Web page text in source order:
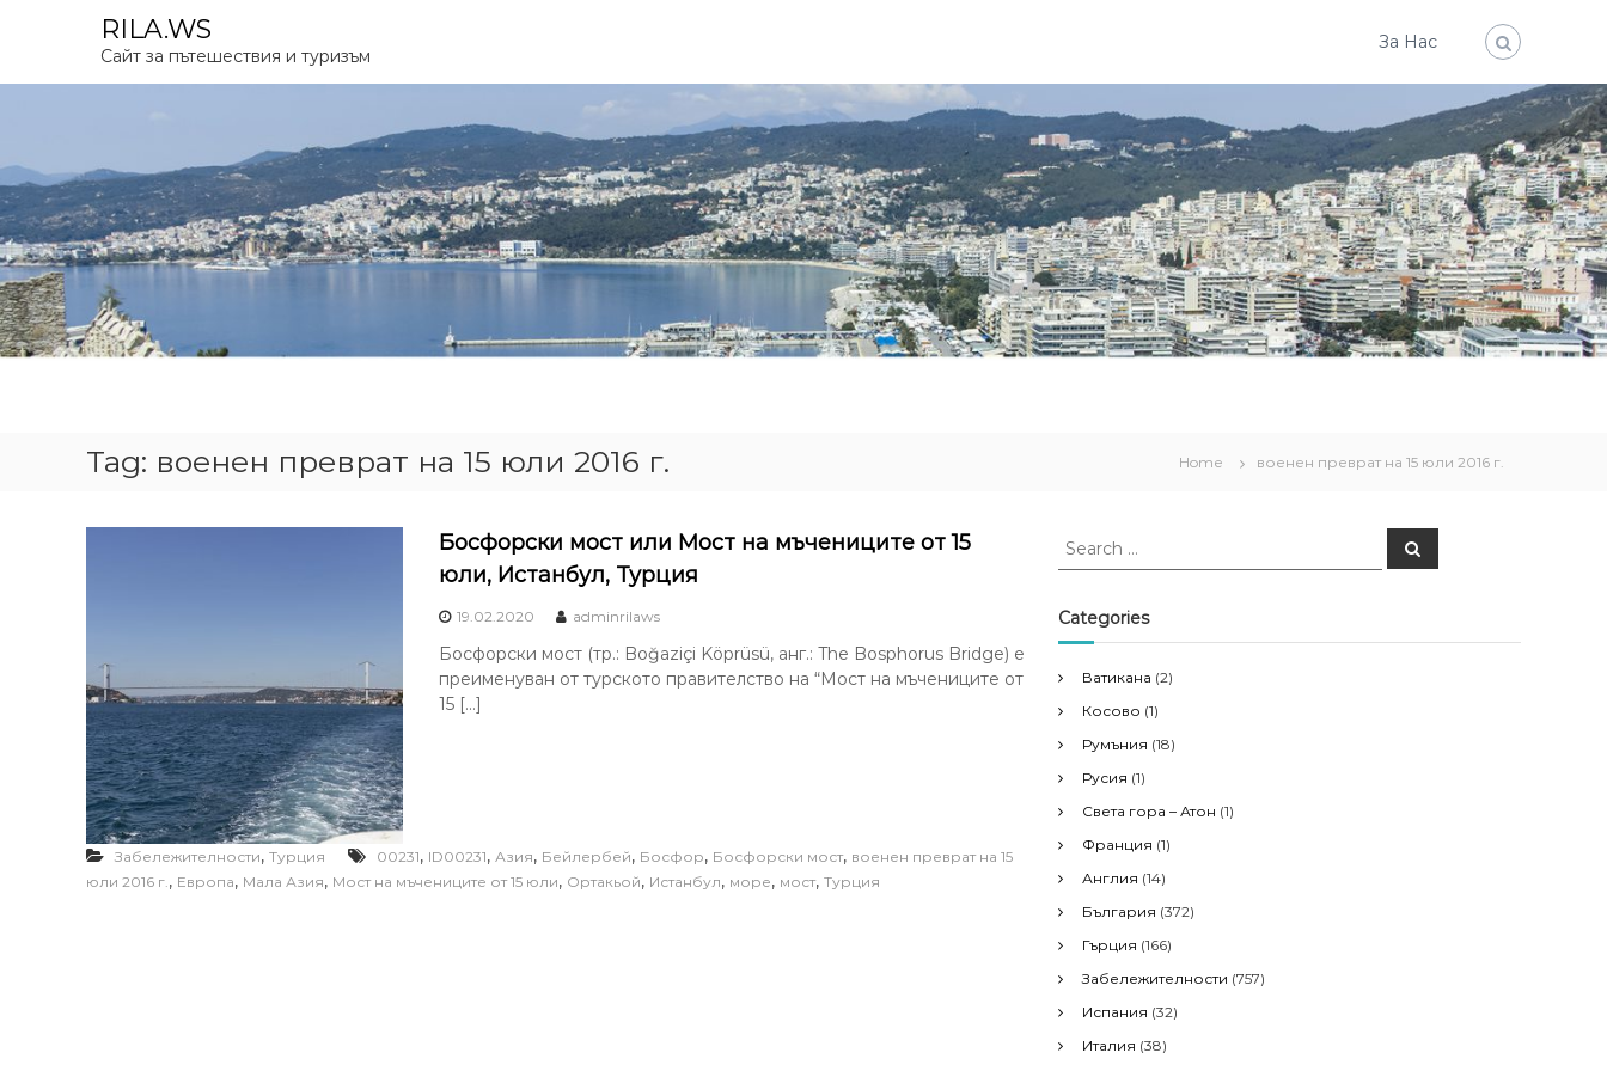
p
c
o
n
t
e
n
t
RILA.WS
Сайт за пътешествия и туризъм
За Нас
Tag: военен преврат на 15 юли 2016 г. Home военен преврат на 15 юли 2016 г.
Босфорски мост или Мост на мъчениците от 15
юли, Истанбул, Турция
19.02.2020 adminrilaws
Босфорски мост (тр.: Boğaziçi Köprüsü, анг.: The Bosphorus Bridge) е
преименуван от турското правителство на “Мост на мъчениците от
15 […]
Забележителности, Турция 00231, ID00231, Азия, Бейлербей, Босфор, Босфорски мост, военен преврат на 15
юли 2016 г. , Европа, Мала Азия, Мост на мъчениците от 15 юли, Ортакьой, Истанбул, море, мост, Турция
S
r
c
f
o
r
S
e
Categories
Ватикана (2)
Косово (1)
Румъния (18)
Русия (1)
Света гора – Атон (1)
Франция (1)
Англия (14)
България (372)
Гърция (166)
Забележителности (757)
Испания (32)
Италия (38)